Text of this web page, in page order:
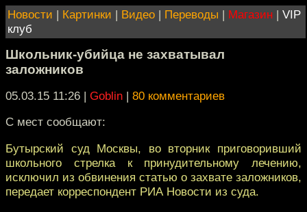
Новости | Картинки | Видео | Переводы | Магазин | VIP
клуб
Школьник-убийца не захватывал
заложников
05.03.15 11:26 | Goblin | 80 комментариев
С мест сообщают:
Бутырский суд Москвы, во вторник приговоривший
школьного стрелка к принудительному лечению,
исключил из обвинения статью о захвате заложников,
передает корреспондент РИА Новости из суда.